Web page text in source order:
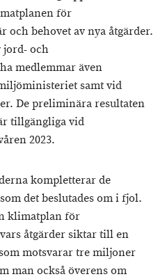
för
och behovet av nya åtgärder.
jord- och
medlemmar även
samt vid
De preliminära resultaten
tillgängliga vid
2023.
kompletterar de
det beslutades om i fjol.
klimatplan för
åtgärder siktar till en
motsvarar tre miljoner
man också överens om